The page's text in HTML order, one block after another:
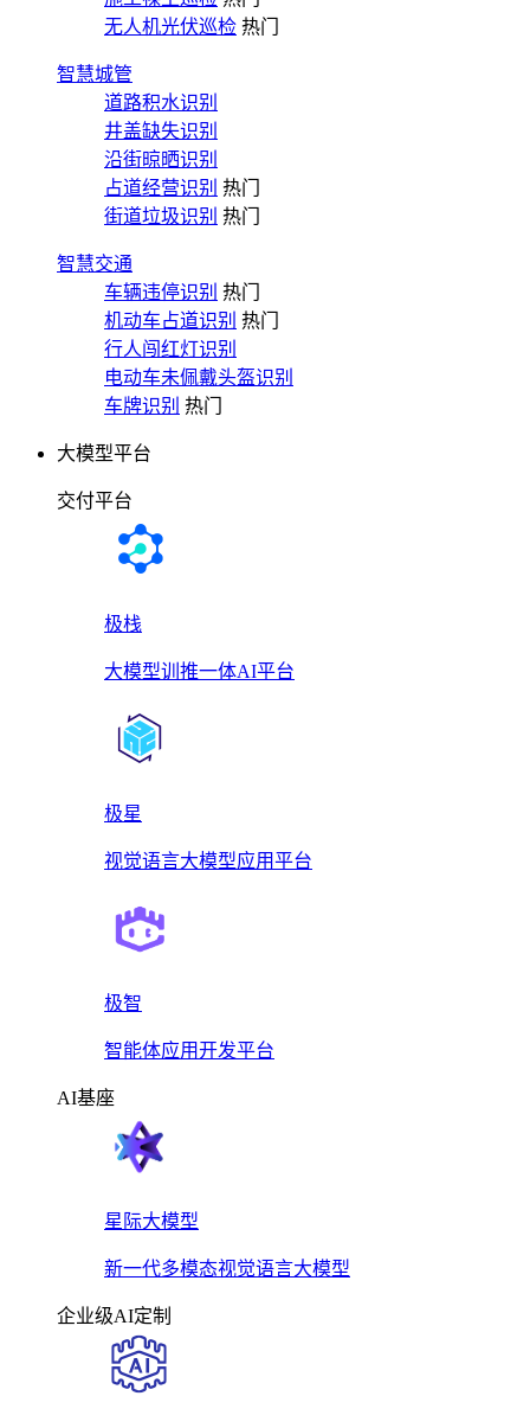
无人机光伏巡检 热门
智慧城管
道路积水识别
井盖缺失识别
沿街晾晒识别
占道经营识别 热门
街道垃圾识别 热门
智慧交通
车辆违停识别 热门
机动车占道识别 热门
行人闯红灯识别
电动车未佩戴头盔识别
车牌识别 热门
大模型平台
交付平台
极栈
大模型训推一体AI平台
极星
视觉语言大模型应用平台
极智
智能体应用开发平台
AI基座
星际大模型
新一代多模态视觉语言大模型
企业级AI定制